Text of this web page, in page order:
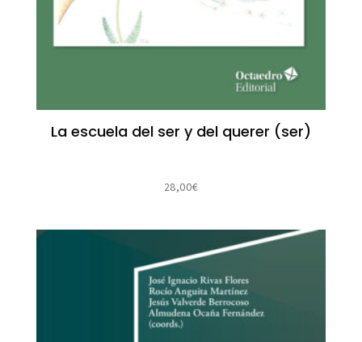
La escuela del ser y del querer (ser)
28,00€